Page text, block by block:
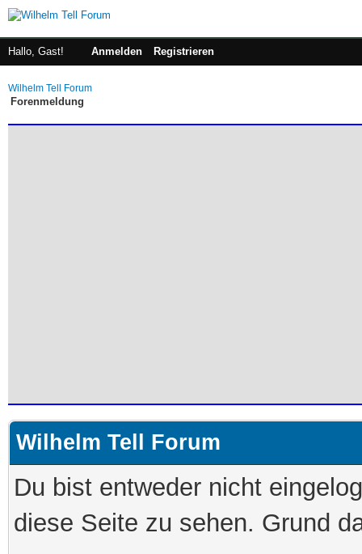
Hallo, Gast! Anmelden Registrieren
Wilhelm Tell Forum
Forenmeldung
Wilhelm Tell Forum
Du bist entweder nicht
diese Seite zu sehen. Grund